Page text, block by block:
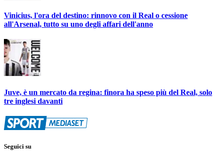
Vinicius, l'ora del destino: rinnovo con il Real o cessione
all'Arsenal, tutto su uno degli affari dell'anno
Juve, è un mercato da regina: finora ha speso più del Real, solo
tre inglesi davanti
Seguici su